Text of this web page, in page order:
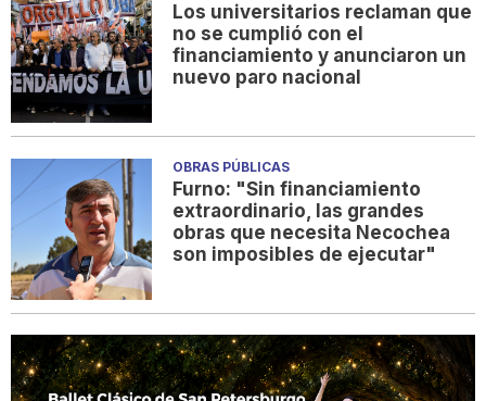
Los universitarios reclaman que
no se cumplió con el
financiamiento y anunciaron un
nuevo paro nacional
OBRAS PÚBLICAS
Furno: "Sin financiamiento
extraordinario, las grandes
obras que necesita Necochea
son imposibles de ejecutar"